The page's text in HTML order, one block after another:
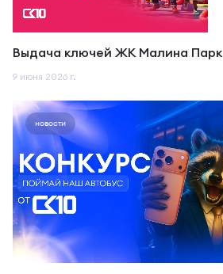
Выдача ключей ЖК Малина Парк
9 июня 2026 г.
новости